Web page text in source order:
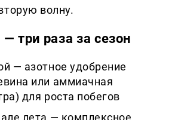
волну.
три раза за сезон
— азотное удобрение
или аммиачная
для роста побегов
лета — комплексное